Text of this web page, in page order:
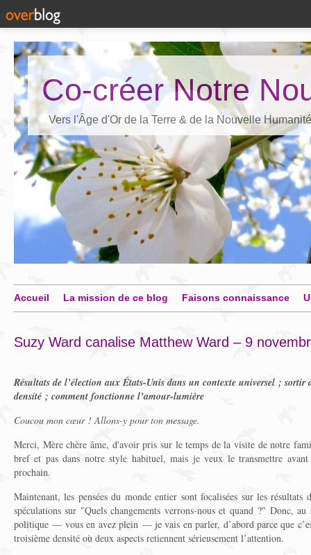
Co-créer Notre
Vers l'Âge d'Or de la Terre & de la Nouvelle Humanité
Accueil La mission de ce blog Faisons connaissance
Suzy Ward canalise Matthew Ward – 9
Résultats de l’élection aux États-Unis dans un contexte universel ; sortir
densité ; comment fonctionne l’amour-lumière
Coucou mon cœur ! Allons-y pour ton message.
Merci, Mère chère âme, d'avoir pris sur le temps de la visite de notre
bref et pas dans notre style habituel, mais je veux le transmettre
prochain.
Maintenant, les pensées du monde entier sont focalisées sur les résultats
spéculations sur "Quels changements verrons-nous et quand ?" Donc,
politique — vous en avez plein — je vais en parler, d’abord parce que
troisième densité où deux aspects retiennent sérieusement l’attention.